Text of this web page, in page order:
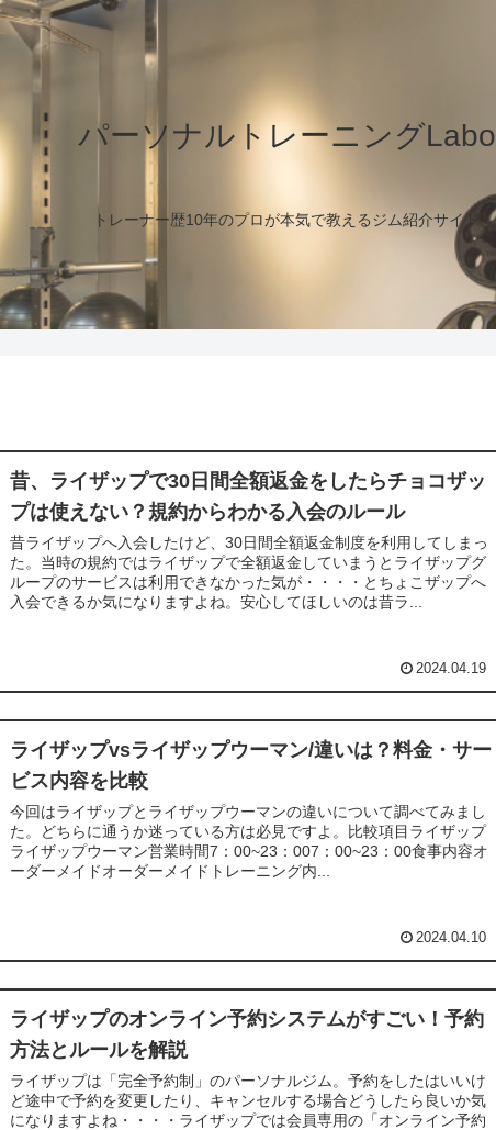
パーソナルトレーニングLabo
トレーナー歴10年のプロが本気で教えるジム紹介サイト
昔、ライザップで30日間全額返金をしたらチョコザッ
プは使えない？規約からわかる入会のルール
昔ライザップへ入会したけど、30日間全額返金制度を利用してしまっ
た。当時の規約ではライザップで全額返金していまうとライザップグ
ループのサービスは利用できなかった気が・・・・とちょこザップへ
入会できるか気になりますよね。安心してほしいのは昔ラ...
2024.04.19
ライザップvsライザップウーマン/違いは？料金・サー
ビス内容を比較
今回はライザップとライザップウーマンの違いについて調べてみまし
た。どちらに通うか迷っている方は必見ですよ。比較項目ライザップ
ライザップウーマン営業時間7：00~23：007：00~23：00食事内容オ
ーダーメイドオーダーメイドトレーニング内...
2024.04.10
ライザップのオンライン予約システムがすごい！予約
方法とルールを解説
ライザップは「完全予約制」のパーソナルジム。予約をしたはいいけ
ど途中で予約を変更したり、キャンセルする場合どうしたら良いか気
になりますよね・・・・ライザップでは会員専用の「オンライン予約